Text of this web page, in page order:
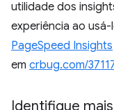
utilidade dos
experiência ao
PageSpeed Insights
em crbug.com/
Identifique